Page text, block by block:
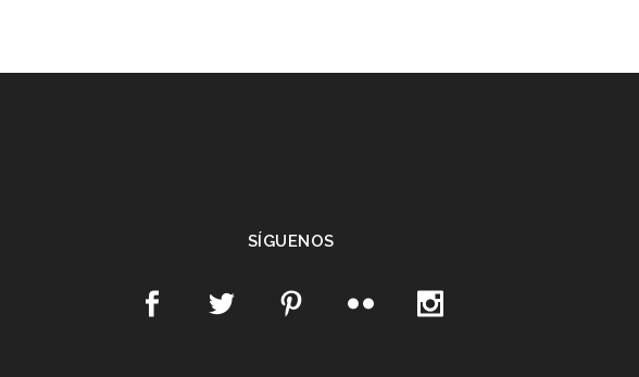
SÍGUENOS